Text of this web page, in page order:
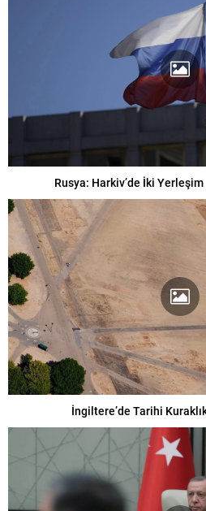
Rusya: Harkiv’de İki Yerleşim
İngiltere’de Tarihi